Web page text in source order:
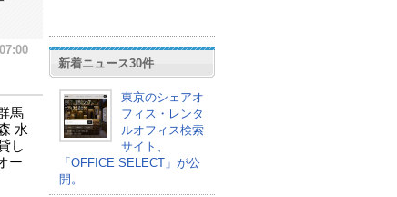
馬
水
し
ー
新着ニュース30件
東京のシェアオ
フィス・レンタ
ルオフィス検索
サイト、
「OFFICE SELECT」が公
開。